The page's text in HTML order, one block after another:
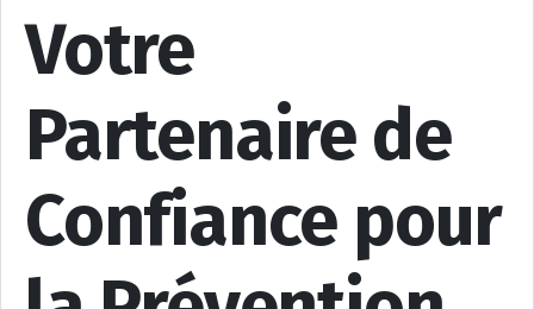
Votre
Partenaire de
Confiance pour